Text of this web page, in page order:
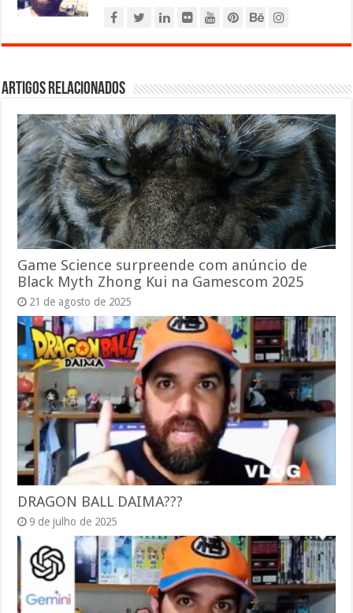
Artigos relacionados
Game Science surpreende com anúncio de
Black Myth Zhong Kui na Gamescom 2025
21 de agosto de 2025
DRAGON BALL DAIMA???
9 de julho de 2025